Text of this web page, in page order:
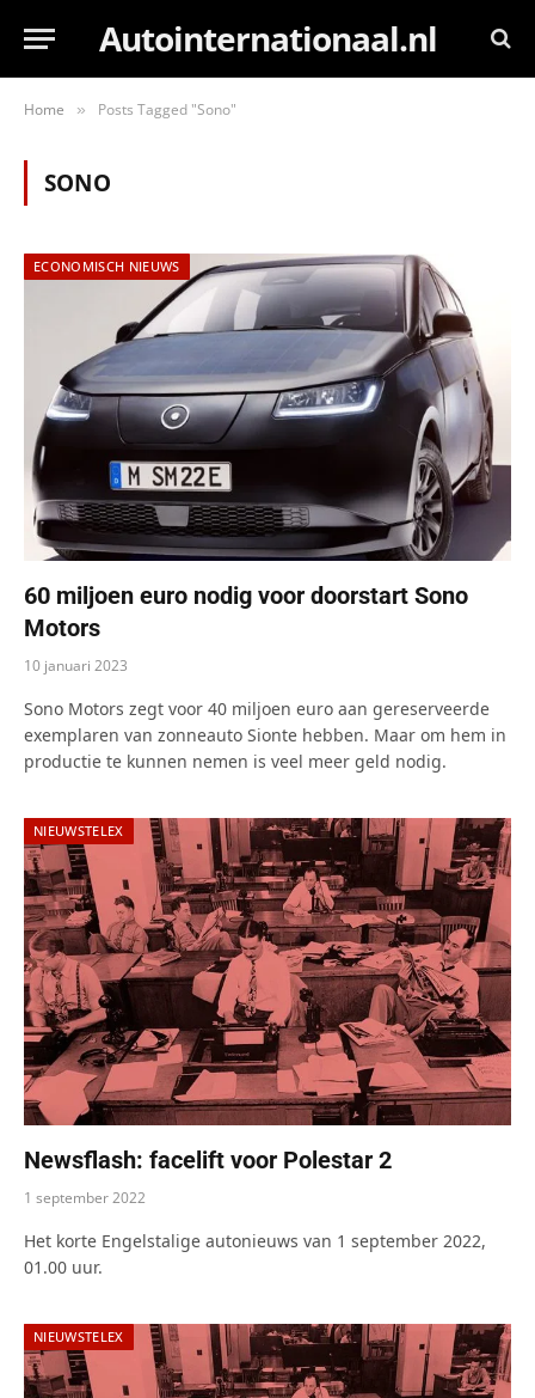
Autointernationaal.nl
Home » Posts Tagged "Sono"
SONO
ECONOMISCH NIEUWS
60 miljoen euro nodig voor doorstart Sono
Motors
10 januari 2023
Sono Motors zegt voor 40 miljoen euro aan gereserveerde
exemplaren van zonneauto Sionte hebben. Maar om hem in
productie te kunnen nemen is veel meer geld nodig.
NIEUWSTELEX
Newsflash: facelift voor Polestar 2
1 september 2022
Het korte Engelstalige autonieuws van 1 september 2022,
01.00 uur.
NIEUWSTELEX